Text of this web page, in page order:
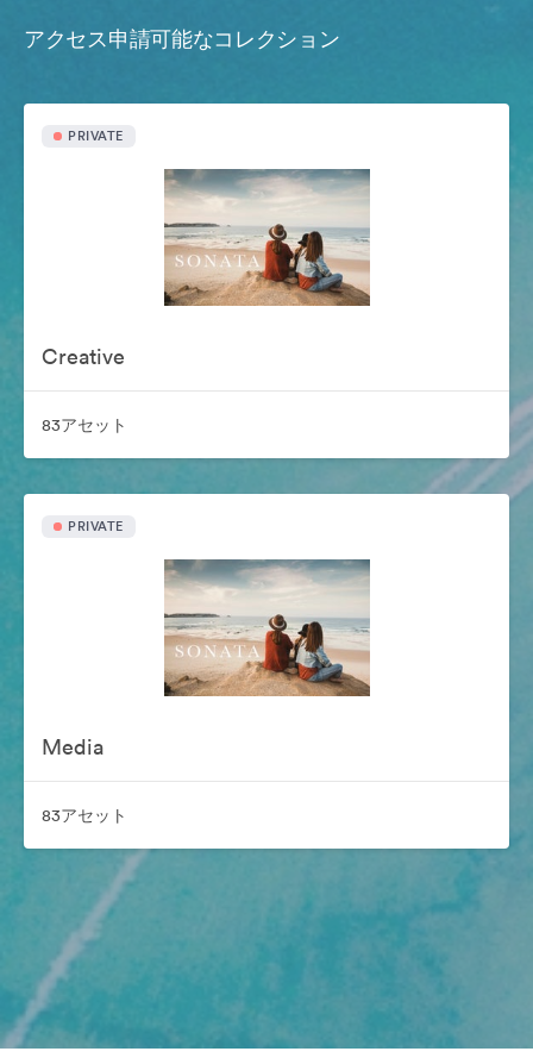
アクセス申請可能なコレクション
PRIVATE
Creative
83アセット
PRIVATE
Media
83アセット